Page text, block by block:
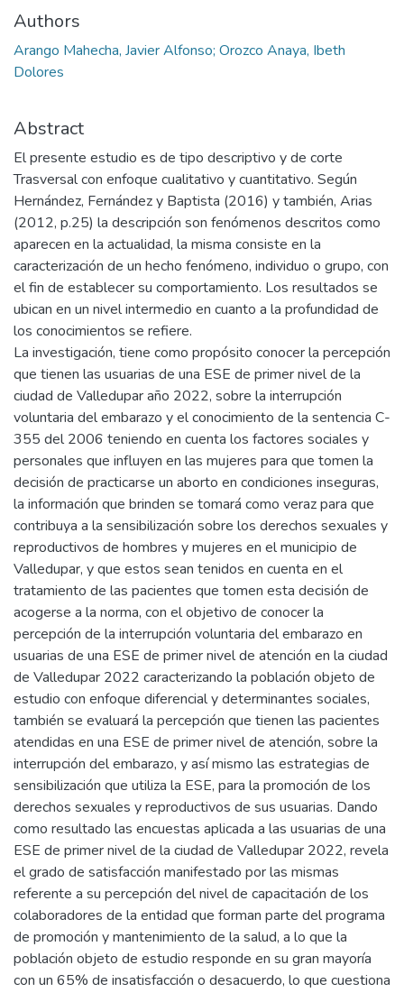
Authors
Arango Mahecha, Javier Alfonso; Orozco Anaya, Ibeth
Dolores
Abstract
El presente estudio es de tipo descriptivo y de corte
Trasversal con enfoque cualitativo y cuantitativo. Según
Hernández, Fernández y Baptista (2016) y también, Arias
(2012, p.25) la descripción son fenómenos descritos como
aparecen en la actualidad, la misma consiste en la
caracterización de un hecho fenómeno, individuo o grupo, con
el fin de establecer su comportamiento. Los resultados se
ubican en un nivel intermedio en cuanto a la profundidad de
los conocimientos se refiere.
La investigación, tiene como propósito conocer la percepción
que tienen las usuarias de una ESE de primer nivel de la
ciudad de Valledupar año 2022, sobre la interrupción
voluntaria del embarazo y el conocimiento de la sentencia C-
355 del 2006 teniendo en cuenta los factores sociales y
personales que influyen en las mujeres para que tomen la
decisión de practicarse un aborto en condiciones inseguras,
la información que brinden se tomará como veraz para que
contribuya a la sensibilización sobre los derechos sexuales y
reproductivos de hombres y mujeres en el municipio de
Valledupar, y que estos sean tenidos en cuenta en el
tratamiento de las pacientes que tomen esta decisión de
acogerse a la norma, con el objetivo de conocer la
percepción de la interrupción voluntaria del embarazo en
usuarias de una ESE de primer nivel de atención en la ciudad
de Valledupar 2022 caracterizando la población objeto de
estudio con enfoque diferencial y determinantes sociales,
también se evaluará la percepción que tienen las pacientes
atendidas en una ESE de primer nivel de atención, sobre la
interrupción del embarazo, y así mismo las estrategias de
sensibilización que utiliza la ESE, para la promoción de los
derechos sexuales y reproductivos de sus usuarias. Dando
como resultado las encuestas aplicada a las usuarias de una
ESE de primer nivel de la ciudad de Valledupar 2022, revela
el grado de satisfacción manifestado por las mismas
referente a su percepción del nivel de capacitación de los
colaboradores de la entidad que forman parte del programa
de promoción y mantenimiento de la salud, a lo que la
población objeto de estudio responde en su gran mayoría
con un 65% de insatisfacción o desacuerdo, lo que cuestiona